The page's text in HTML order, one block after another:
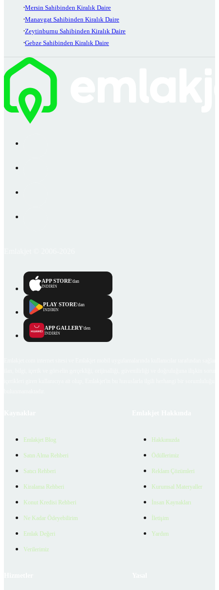
Mersin Sahibinden Kiralık Daire
Manavgat Sahibinden Kiralık Daire
Zeytinburnu Sahibinden Kiralık Daire
Gebze Sahibinden Kiralık Daire
APP STORE'dan
İNDİRİN
PLAY STORE'dan
İNDİRİN
APP GALLERY'den
İNDİRİN
Emlakjet Blog
Satın Alma Rehberi
Satıcı Rehberi
Kiralama Rehberi
Konut Kredisi Rehberi
Ne Kadar Ödeyebilirim
Emlak Değeri
Verilerimiz
Hakkımızda
Ödüllerimiz
Reklam Çözümleri
Kurumsal Materyaller
İnsan Kaynakları
İletişim
Yardım